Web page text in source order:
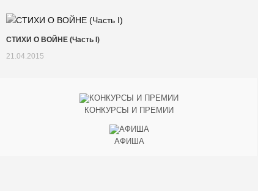
СТИХИ О ВОЙНЕ (Часть I)
21.04.2015
КОНКУРСЫ И ПРЕМИИ
АФИША